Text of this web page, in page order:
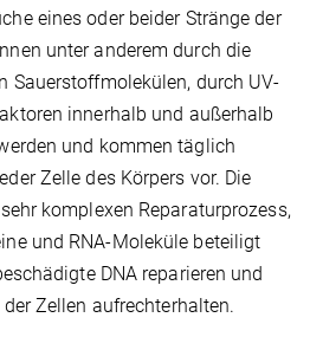
eines oder beider Stränge der
unter anderem durch die
Sauerstoffmolekülen, durch UV-
innerhalb und außerhalb
und kommen täglich
Zelle des Körpers vor. Die
komplexen Reparaturprozess,
und RNA-Moleküle beteiligt
DNA reparieren und
Zellen aufrechterhalten.